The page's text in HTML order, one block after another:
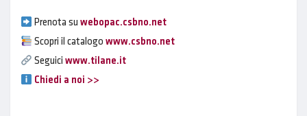
Prenota suwebopac.csbno.net
Scopri il catalogowww.csbno.net
Seguiciwww.tilane.it
Chiedi a noi >>